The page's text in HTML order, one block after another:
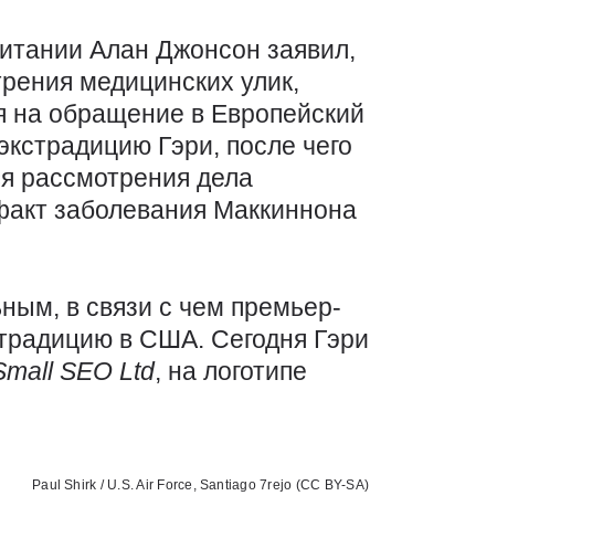
Алан Джонсон заявил,
медицинских улик,
на обращение в Европейский
Гэри, после чего
рассмотрения дела
заболевания Маккиннона
в связи с чем премьер-
в США. Сегодня Гэри
SEO Ltd, на логотипе
Использованные источники:
Paul Shirk / U.S. Air Force, Santiago 7rejo (CC BY-SA)